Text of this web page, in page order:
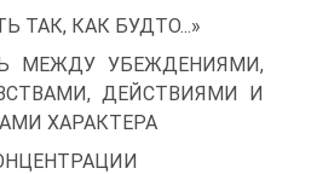
ТАК, КАК БУДТО...»
МЕЖДУ УБЕЖДЕНИЯМИ,
ДЕЙСТВИЯМИ И
ХАРАКТЕРА